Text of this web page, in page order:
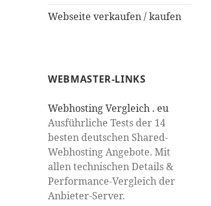
Webseite verkaufen / kaufen
WEBMASTER-LINKS
Webhosting Vergleich . eu
Ausführliche Tests der 14
besten deutschen Shared-
Webhosting Angebote. Mit
allen technischen Details &
Performance-Vergleich der
Anbieter-Server.